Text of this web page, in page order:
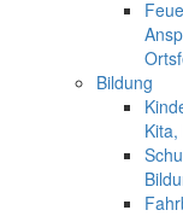
Bildung